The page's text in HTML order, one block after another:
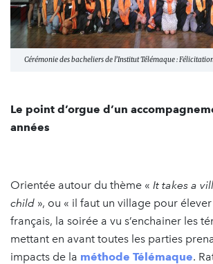
Cérémonie des bacheliers de l’Institut Télémaque :
Le point d’orgue d’un
années
Orientée autour du thème « It takes a
child », ou « il faut un village pour
français, la soirée a vu s’enchainer les
mettant en avant toutes les parties
impacts de la méthode Télémaque.